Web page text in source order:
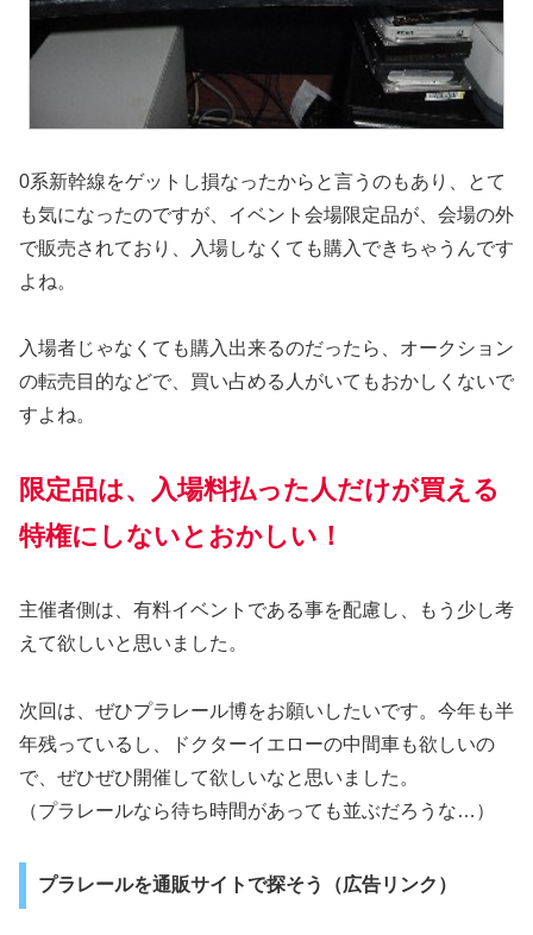
0系新幹線をゲットし損なったからと言うのもあり、とて
も気になったのですが、イベント会場限定品が、会場の外
で販売されており、入場しなくても購入できちゃうんです
よね。
入場者じゃなくても購入出来るのだったら、オークション
の転売目的などで、買い占める人がいてもおかしくないで
すよね。
限定品は、入場料払った人だけが買える
特権にしないとおかしい！
主催者側は、有料イベントである事を配慮し、もう少し考
えて欲しいと思いました。
次回は、ぜひプラレール博をお願いしたいです。今年も半
年残っているし、ドクターイエローの中間車も欲しいの
で、ぜひぜひ開催して欲しいなと思いました。
（プラレールなら待ち時間があっても並ぶだろうな…）
プラレールを通販サイトで探そう（広告リンク）